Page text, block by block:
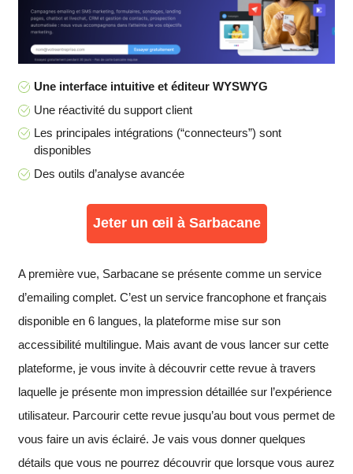
Une interface intuitive et éditeur WYSWYG
Une réactivité du support client
Les principales intégrations (“connecteurs”) sont
disponibles
Des outils d’analyse avancée
Jeter un œil à Sarbacane
A première vue, Sarbacane se présente comme un service
d’emailing complet. C’est un service francophone et français
disponible en 6 langues, la plateforme mise sur son
accessibilité multilingue. Mais avant de vous lancer sur cette
plateforme, je vous invite à découvrir cette revue à travers
laquelle je présente mon impression détaillée sur l’expérience
utilisateur. Parcourir cette revue jusqu’au bout vous permet de
vous faire un avis éclairé. Je vais vous donner quelques
détails que vous ne pourrez découvrir que lorsque vous aurez